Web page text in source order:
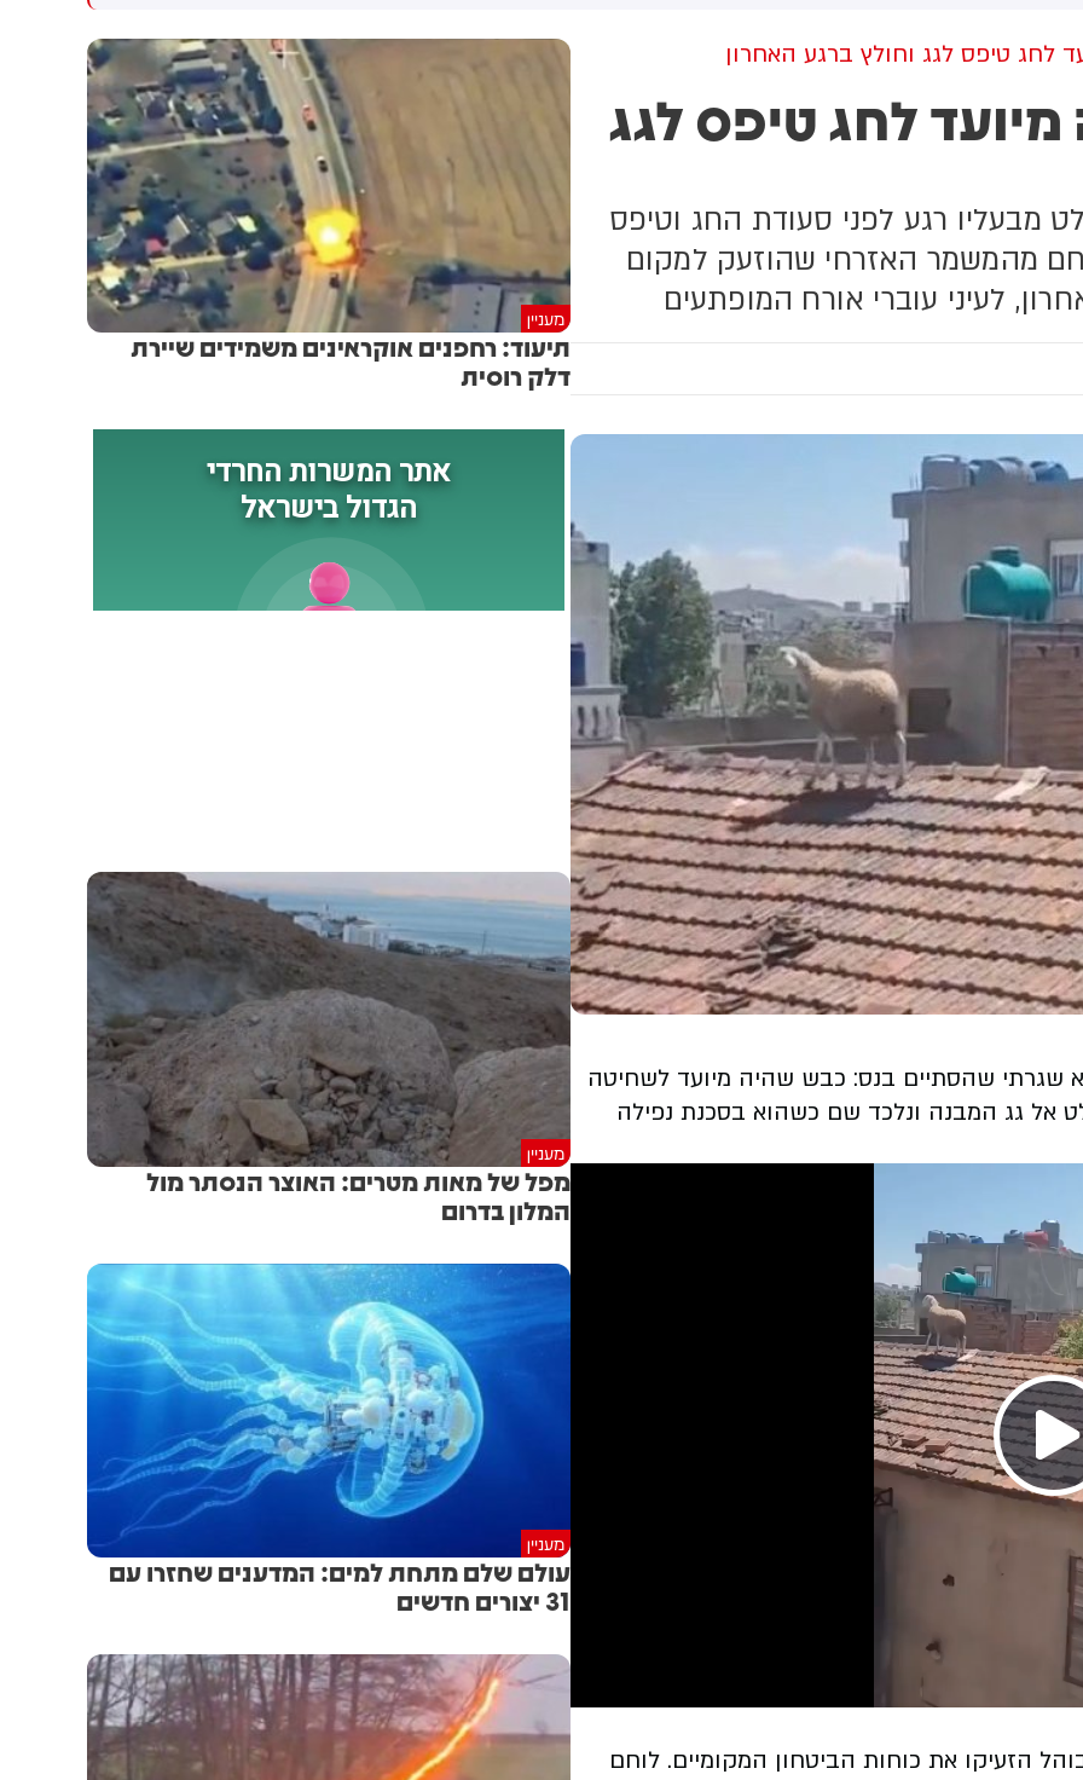
המשפט העליון פסל צו קודם של
הנשיא בנושא
הנתמכים על ידי איראן
לחג טיפס לגג וחולץ ברגע האחרון
לחג טיפס לגג
מבעליו רגע לפני סעודת החג וטיפס
מהמשמר האזרחי שהוזעק למקום
לעיני עוברי אורח המופתעים
שגרתי שהסתיים בנס: כבש שהיה מיועד לשחיטה
אל גג המבנה ונלכד שם כשהוא בסכנת נפילה
הזעיקו את כוחות הביטחון המקומיים. לוחם
מעניין
תיעוד: רחפנים אוקראינים משמידים שיירת
דלק רוסית
מעניין
מפל של מאות מטרים: האוצר הנסתר מול
המלון בדרום
מעניין
עולם שלם מתחת למים: המדענים שחזרו עם
31 יצורים חדשים